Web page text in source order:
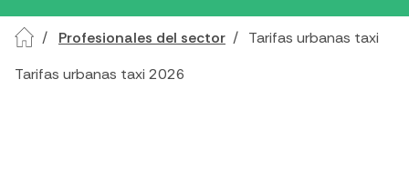
Profesionales del sector
Tarifas urbanas taxi
Tarifas urbanas taxi 2026